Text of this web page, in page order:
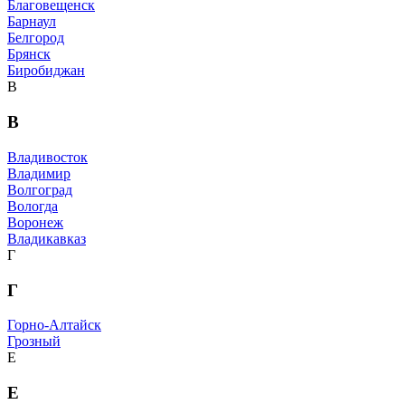
Благовещенск
Барнаул
Белгород
Брянск
Биробиджан
В
В
Владивосток
Владимир
Волгоград
Вологда
Воронеж
Владикавказ
Г
Г
Горно-Алтайск
Грозный
Е
Е